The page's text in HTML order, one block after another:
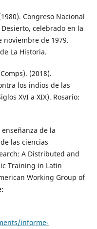
Congreso Nacional
celebrado en la
noviembre de 1979.
La Historia.
(2018).
los indios de las
XVI a XIX). Rosario:
de la
las ciencias
A Distributed and
Training in Latin
Working Group of
informe-